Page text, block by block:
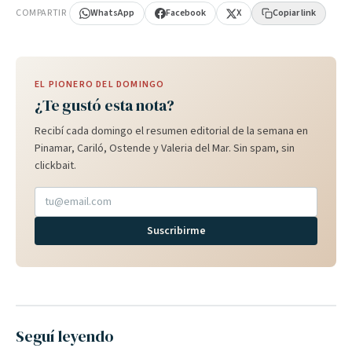
COMPARTIR WhatsApp Facebook X Copiar link
EL PIONERO DEL DOMINGO
¿Te gustó esta nota?
Recibí cada domingo el resumen editorial de la semana en
Pinamar, Cariló, Ostende y Valeria del Mar. Sin spam, sin
clickbait.
Suscribirme
Seguí leyendo